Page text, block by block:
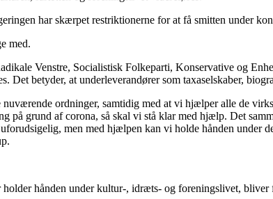
har skærpet restriktionerne for at få smitten under
med.
Venstre, Socialistisk Folkeparti, Konservative og
betyder, at underleverandører som taxaselskaber,
ordninger, samtidig med at vi hjælper alle de
på grund af corona, så skal vi stå klar med hjælp. Det
men med hjælpen kan vi holde hånden
hånden under kultur-, idræts- og foreningslivet,